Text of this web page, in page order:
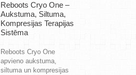
Reboots Cryo One –
Aukstuma, Siltuma,
Kompresijas Terapijas
Sistēma
Reboots Cryo One
apvieno aukstuma,
siltuma un kompresijas